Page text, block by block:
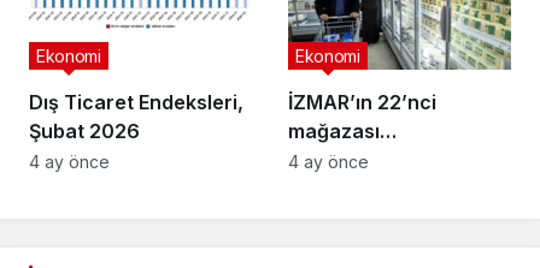
Dış Ticaret Endeksleri,
Şubat 2026
Ekonomi
4 ay önce
İZMAR’ın 22’nci
mağazası
Osmangazi’de açıldı
Ekonomi
4 ay önce